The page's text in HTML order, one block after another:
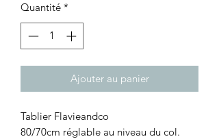
Quantité *
Ajouter au panier
Tablier Flavieandco
80/70cm réglable au niveau du col.